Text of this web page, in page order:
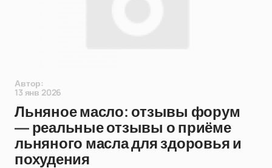
Автор:
13 янв 2026
Льняное масло: отзывы форум
— реальные отзывы о приёме
льняного масла для здоровья и
похудения